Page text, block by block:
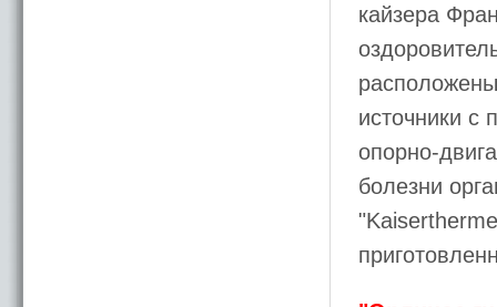
кайзера
источники с
опорно-
болезни